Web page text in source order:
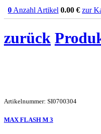
0 Anzahl Artikel 0.00 € zur
zurück
Artikelnummer: SI0700304
MAX FLASH M 3